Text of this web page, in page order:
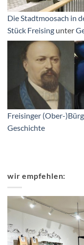
Die Stadtmoosach in
Stück Freising unter
Freisinger (Ober-
Geschichte
wir empfehlen: